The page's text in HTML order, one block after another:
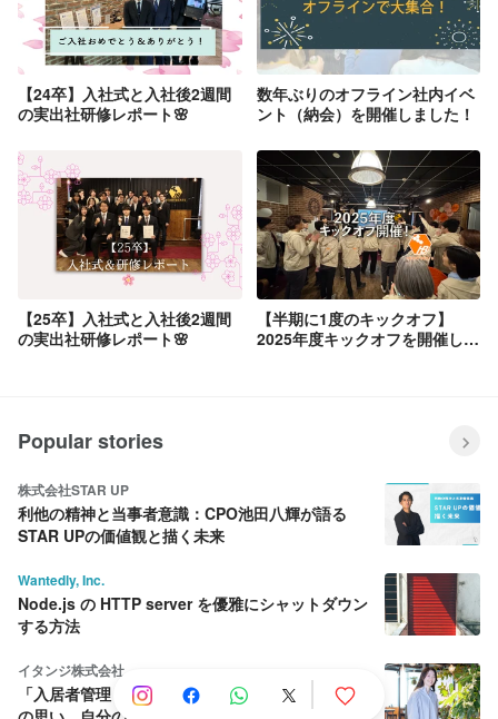
【24卒】入社式と入社後2週間
の実出社研修レポート🌸
数年ぶりのオフライン社内イベ
ント（納会）を開催しました！
【25卒】入社式と入社後2週間
の実出社研修レポート🌸
【半期に1度のキックオフ】
2025年度キックオフを開催しま
Popular stories
株式会社STAR UP
利他の精神と当事者意識：CPO池田八輝が語る
STAR UPの価値観と描く未来
Wantedly, Inc.
Node.js の HTTP server を優雅にシャットダウン
する方法
イタンジ株式会社
「入居者管理くん」PdM、導入企業の課題解決へ